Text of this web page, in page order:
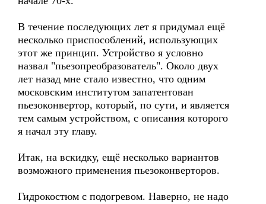
В течение последующих лет я придумал ещё
несколько приспособлений, использующих
этот же принцип. Устройство я условно
назвал "пьезопреобразователь". Около двух
лет назад мне стало известно, что одним
московским институтом запатентован
пьезоконвертор, который, по сути, и является
тем самым устройством, с описания которого
я начал эту главу.
Итак, на вскидку, ещё несколько вариантов
возможного применения пьезоконверторов.
Гидрокостюм с подогревом. Наверно, не надо